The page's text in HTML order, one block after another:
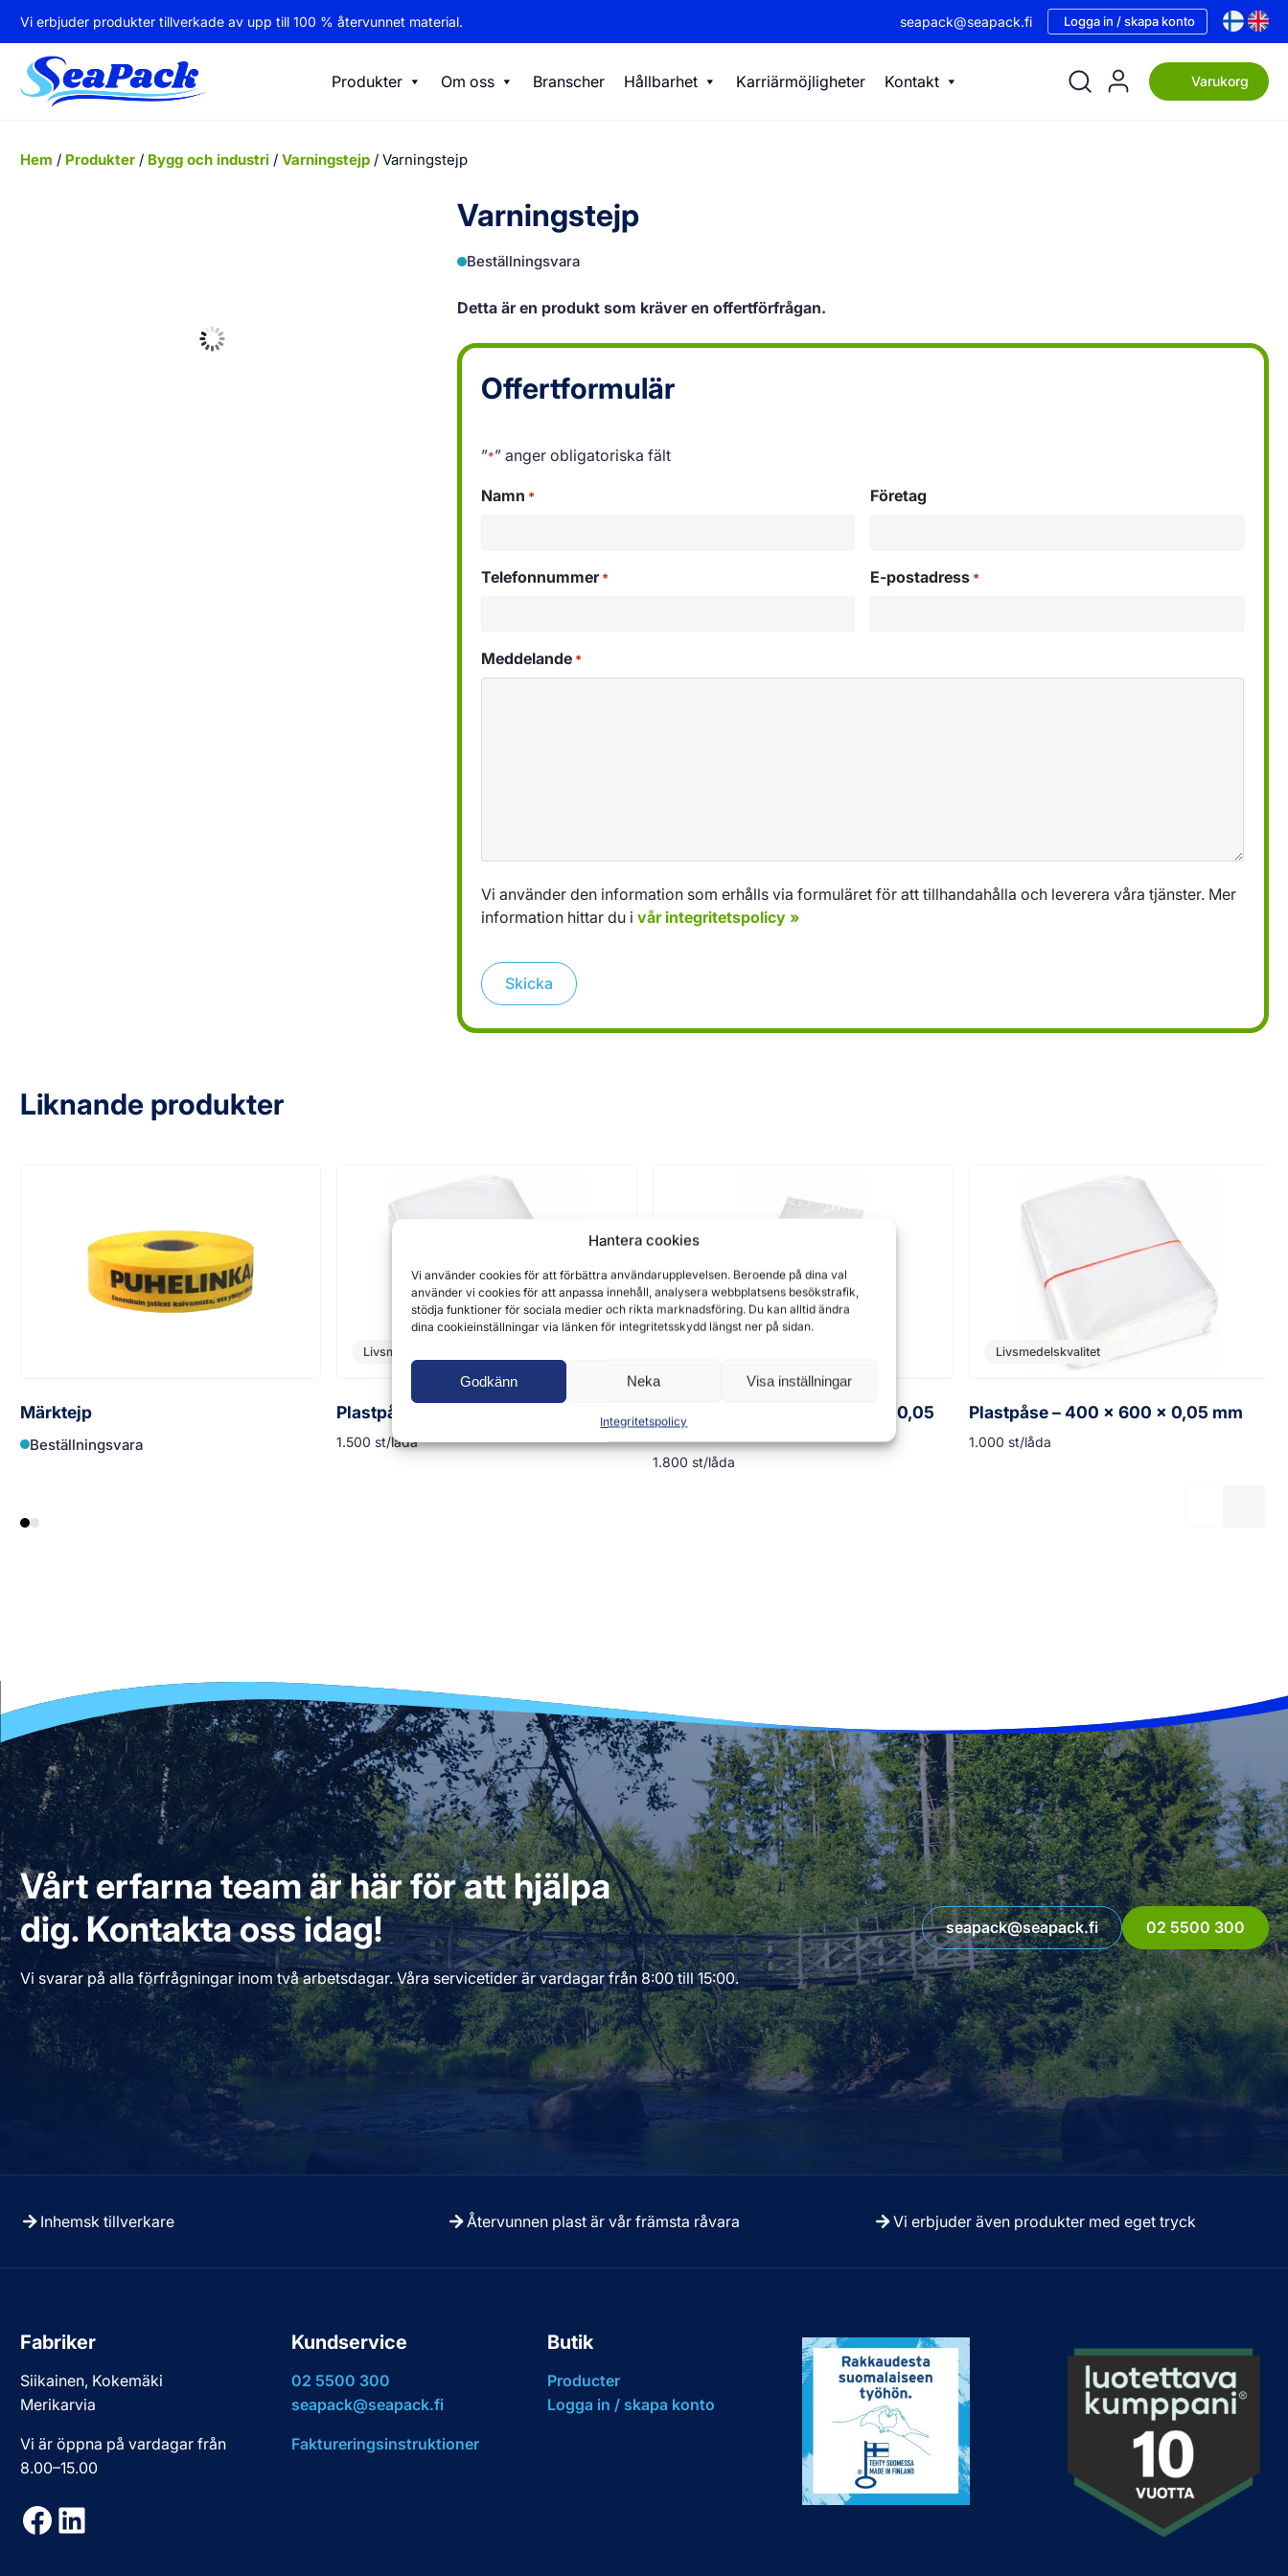
Hantera cookies
Vi använder cookies för att förbättra användarupplevelsen. Beroende på dina val
använder vi cookies för att anpassa innehåll, analysera webbplatsens besökstrafik,
stödja funktioner för sociala medier och rikta marknadsföring. Du kan alltid ändra
dina cookieinställningar via länken för integritetsskydd längst ner på sidan.
Godkänn Neka Visa inställningar
Integritetspolicy
Vi erbjuder produkter tillverkade av upp till 100 % återvunnet material. seapack@seapack.fi Logga in / skapa konto
Produkter Om oss Branscher Hållbarhet Karriärmöjligheter Kontakt Varukorg
Hem / Produkter/ Bygg och industri/ Varningstejp/ Varningstejp
Varningstejp
Beställningsvara
Detta är en produkt som kräver en offertförfrågan.
Offertformulär
”*” anger obligatoriska fält
Namn * Företag
Telefonnummer * E-postadress *
Meddelande *
Vi använder den information som erhålls via formuläret för att tillhandahålla och leverera våra tjänster. Mer
information hittar du i vår integritetspolicy »
Skicka
Liknande produkter
Märktejp
Beställningsvara
Livsmedelskvalitet
Plastpåse – 400 x 600 x 0,03 mm
1.500 st/låda
Plastpåse – 300 x 450+20B x 0,05
mm
1.800 st/låda
Livsmedelskvalitet
Plastpåse – 400 x 600 x 0,05 mm
1.000 st/låda
Vårt erfarna team är här för att hjälpa
dig. Kontakta oss idag!
Vi svarar på alla förfrågningar inom två arbetsdagar. Våra servicetider är vardagar från 8:00 till 15:00.
seapack@seapack.fi 02 5500 300
Inhemsk tillverkare Återvunnen plast är vår främsta råvara Vi erbjuder även produkter med eget tryck
Fabriker
Siikainen, Kokemäki
Merikarvia
Vi är öppna på vardagar från
8.00–15.00
Facebook
LinkedIn
Kundservice
02 5500 300
seapack@seapack.fi
Faktureringsinstruktioner
Butik
Producter
Logga in / skapa konto